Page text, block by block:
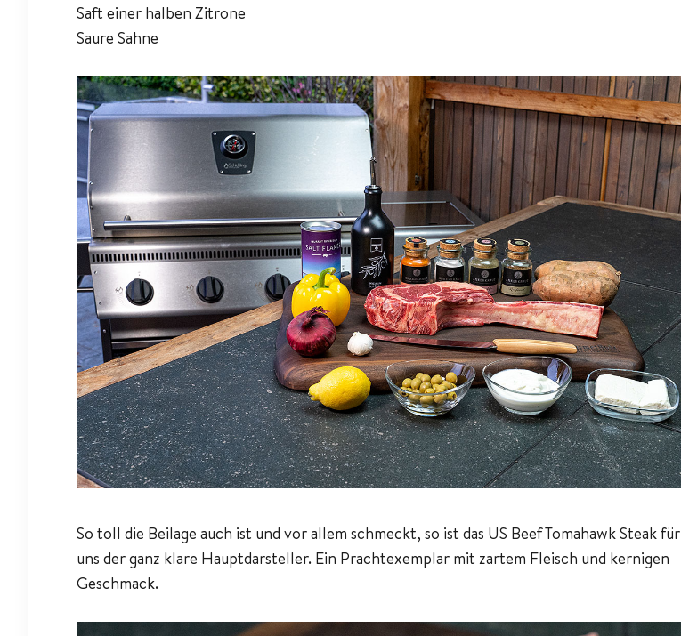
Saft einer halben Zitrone
Saure Sahne
So toll die Beilage auch ist und vor allem schmeckt, so ist das US Beef Tomahawk Steak für
uns der ganz klare Hauptdarsteller. Ein Prachtexemplar mit zartem Fleisch und kernigen
Geschmack.